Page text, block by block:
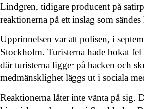
Lindgren, tidigare producent på
reaktionerna på ett inslag som
Upprinnelsen var att polisen, i
Stockholm. Turisterna hade bokat
där turisterna ligger på backen och
medmänsklighet läggs ut i sociala
Reaktionerna låter inte vänta på sig.